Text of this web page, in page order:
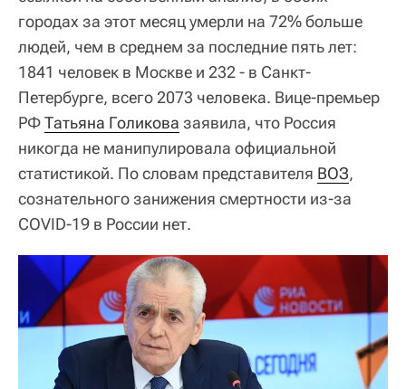
городах за этот месяц умерли на 72% больше
людей, чем в среднем за последние пять лет:
1841 человек в Москве и 232 - в Санкт-
Петербурге, всего 2073 человека. Вице-премьер
РФТатьяна Голикова заявила, что Россия
никогда не манипулировала официальной
статистикой. По словам представителя ВОЗ,
сознательного занижения смертности из-за
COVID-19 в России нет.